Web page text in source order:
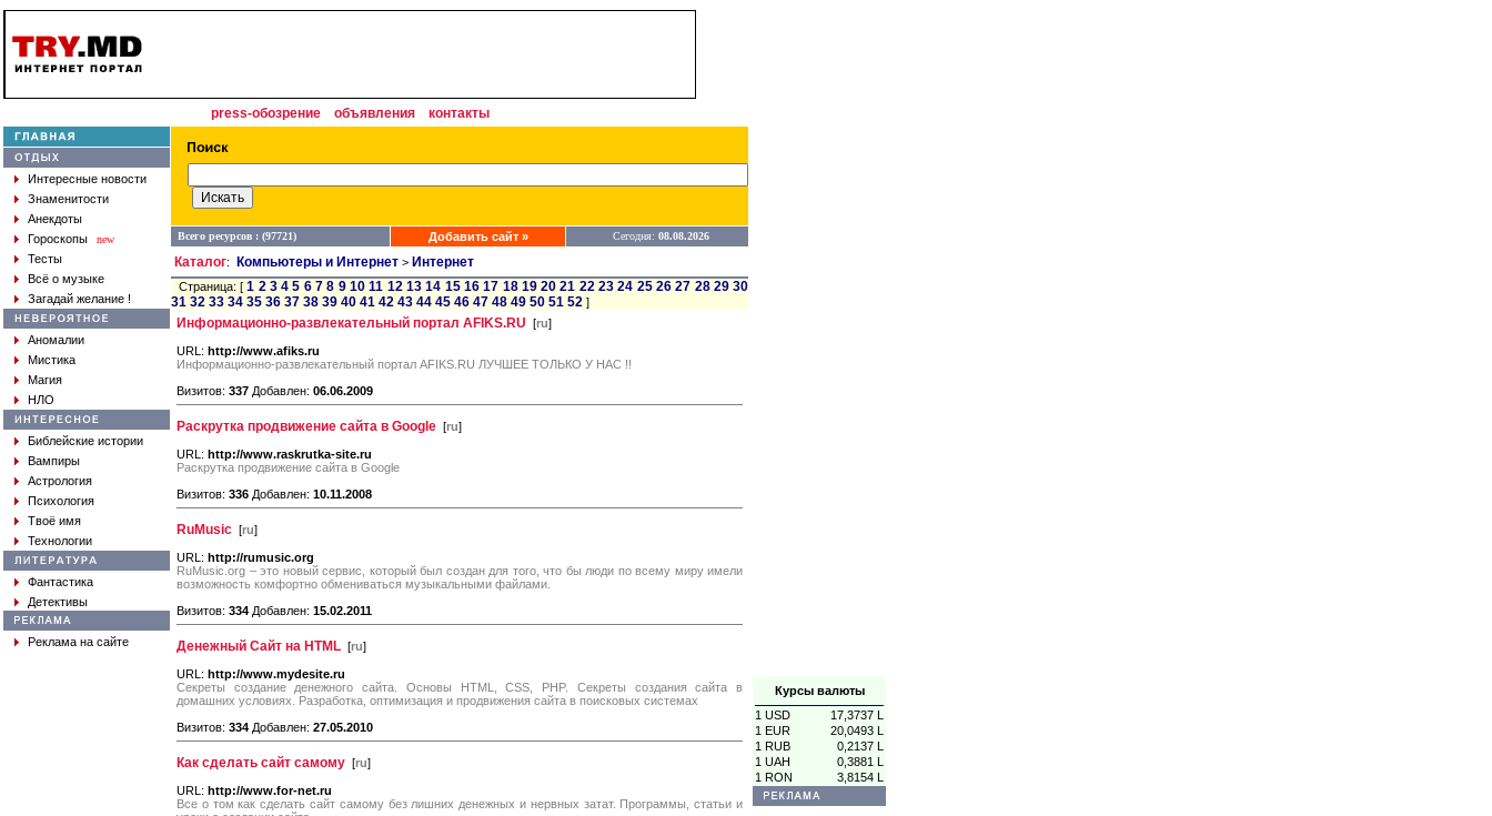
Курсы валюты
1 USD
17,3737 L
1 EUR
20,0493 L
1 RUB
0,2137 L
1 UAH
0,3881 L
1 RON
3,8154 L
press-обозрение объявления контакты
Интересные новости
Знаменитости
Анекдоты
Гороскопы
new
Тесты
Всё о музыке
Загадай желание !
Аномалии
Мистика
Магия
НЛО
Библейские истории
Вампиры
Астрология
Психология
Твоё имя
Технологии
Фантастика
Детективы
Реклама на сайте
Всего ресурсов : (97721) Добавить сайт » Сегодня: 08.08.2026
Каталог: Компьютеры и Интернет > Интернет
Страница: [1 2 3 4 5 6 7 8 9 10 11 12 13 14 15 16 17 18 19 20 21 22 23 24 25 26 27 28 29 30
31 32 33 34 35 36 37 38 39 40 41 42 43 44 45 46 47 48 49 50 51 52 ]
Информационно-развлекательный портал AFIKS.RU [ru]
URL: http://www.afiks.ru
Информационно-развлекательный портал AFIKS.RU ЛУЧШЕЕ ТОЛЬКО У НАС !!
Визитов: 337 Добавлен: 06.06.2009
Раскрутка продвижение сайта в Google [ru]
URL: http://www.raskrutka-site.ru
Раскрутка продвижение сайта в Google
Визитов: 336 Добавлен: 10.11.2008
RuMusic [ru]
URL: http://rumusic.org
RuMusic.org – это новый сервис, который был создан для того, что бы люди по всему миру имели
возможность комфортно обмениваться музыкальными файлами.
Визитов: 334 Добавлен: 15.02.2011
Денежный Сайт на HTML [ru]
URL: http://www.mydesite.ru
Секреты создание денежного сайта. Основы HTML, CSS, PHP. Секреты создания сайта в
домашних условиях. Разработка, оптимизация и продвижения сайта в поисковых системах
Визитов: 334 Добавлен: 27.05.2010
Как сделать сайт самому [ru]
URL: http://www.for-net.ru
Все о том как сделать сайт самому без лишних денежных и нервных затат. Программы, статьи и